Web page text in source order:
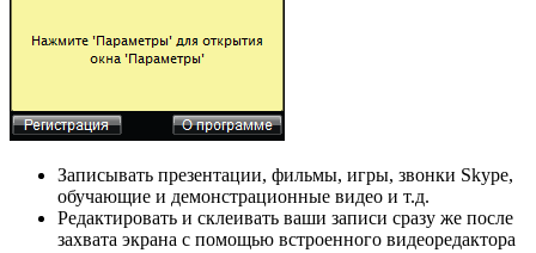
Записывать презентации, фильмы, игры, звонки Skype,
обучающие и демонстрационные видео и т.д.
Редактировать и склеивать ваши записи сразу же после
захвата экрана с помощью встроенного видеоредактора